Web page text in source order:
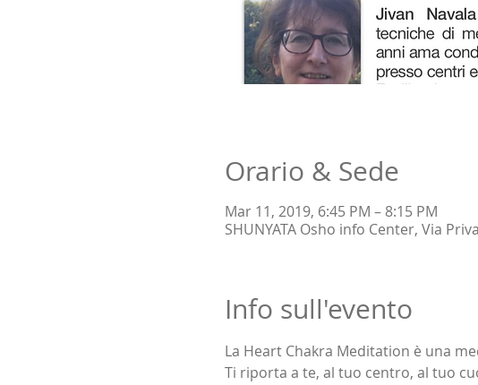
Orario & Sede
Mar 11, 2019, 6:45 PM – 8:15 PM
SHUNYATA Osho info Center, Via
Info sull'evento
La Heart Chakra Meditation è una
Ti riporta a te, al tuo centro, al tuo